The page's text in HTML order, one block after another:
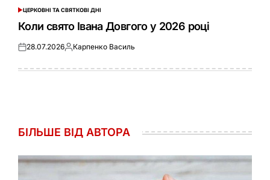
ОПУБЛІКУВАТИ
У
ЦЕРКОВНІ ТА СВЯТКОВІ ДНІ
Коли свято Івана Довгого у 2026 році
Оприлюднено
28.07.2026Опубліковано
Карпенко Василь
БІЛЬШЕ ВІД АВТОРА